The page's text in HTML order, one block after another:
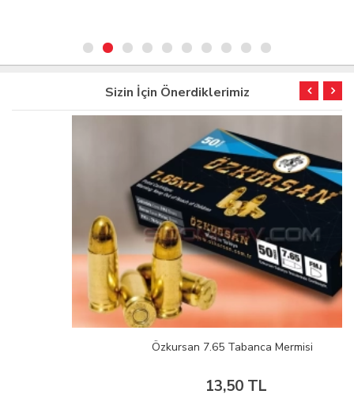
Sizin İçin Önerdiklerimiz
Özkursan 7.65 Tabanca Mermisi
13,50 TL